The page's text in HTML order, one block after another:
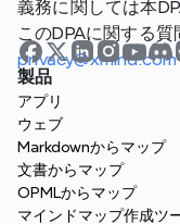
義務に関しては本
このDPAに関する質
privacy@xmind.com
製品
アプリ
ウェブ
Markdownからマップ
文書からマップ
OPMLからマップ
マインドマップ作成ツ